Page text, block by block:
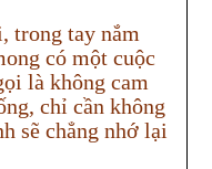
trong tay nắm
có một cuộc
là không cam
chỉ cần không
sẽ chẳng nhớ lại